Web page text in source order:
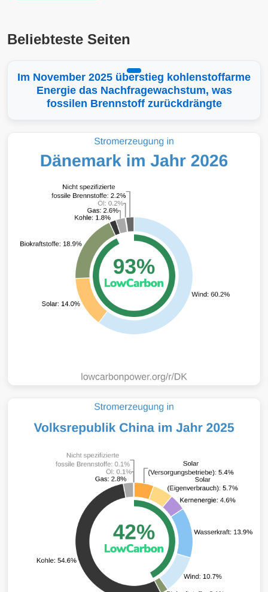
Beliebteste Seiten
Im November 2025 überstieg kohlenstoffarme
Energie das Nachfragewachstum, was
fossilen Brennstoff zurückdrängte